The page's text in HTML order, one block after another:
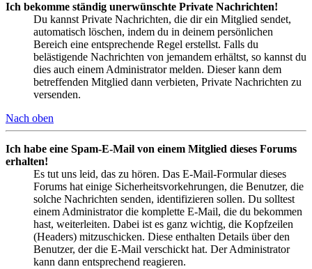
Ich bekomme ständig unerwünschte Private Nachrichten!
Du kannst Private Nachrichten, die dir ein Mitglied sendet,
automatisch löschen, indem du in deinem persönlichen
Bereich eine entsprechende Regel erstellst. Falls du
belästigende Nachrichten von jemandem erhältst, so kannst du
dies auch einem Administrator melden. Dieser kann dem
betreffenden Mitglied dann verbieten, Private Nachrichten zu
versenden.
Nach oben
Ich habe eine Spam-E-Mail von einem Mitglied dieses Forums
erhalten!
Es tut uns leid, das zu hören. Das E-Mail-Formular dieses
Forums hat einige Sicherheitsvorkehrungen, die Benutzer, die
solche Nachrichten senden, identifizieren sollen. Du solltest
einem Administrator die komplette E-Mail, die du bekommen
hast, weiterleiten. Dabei ist es ganz wichtig, die Kopfzeilen
(Headers) mitzuschicken. Diese enthalten Details über den
Benutzer, der die E-Mail verschickt hat. Der Administrator
kann dann entsprechend reagieren.